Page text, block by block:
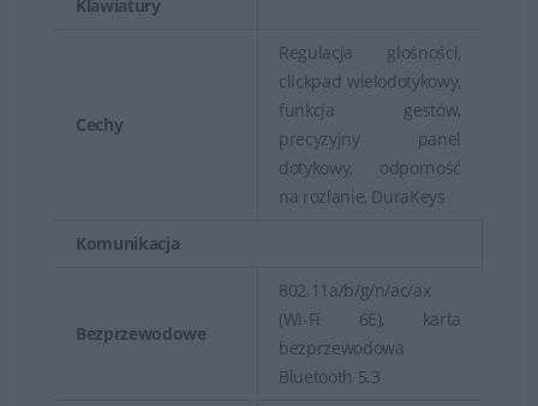
Klawiatury
Cechy
Regulacja głośności,
clickpad wielodotykowy,
funkcja gestów,
precyzyjny panel
dotykowy, odporność
na rozlanie, DuraKeys
Komunikacja
Bezprzewodowe
802.11a/b/g/n/ac/ax
(Wi-Fi 6E), karta
bezprzewodowa
Bluetooth 5.3